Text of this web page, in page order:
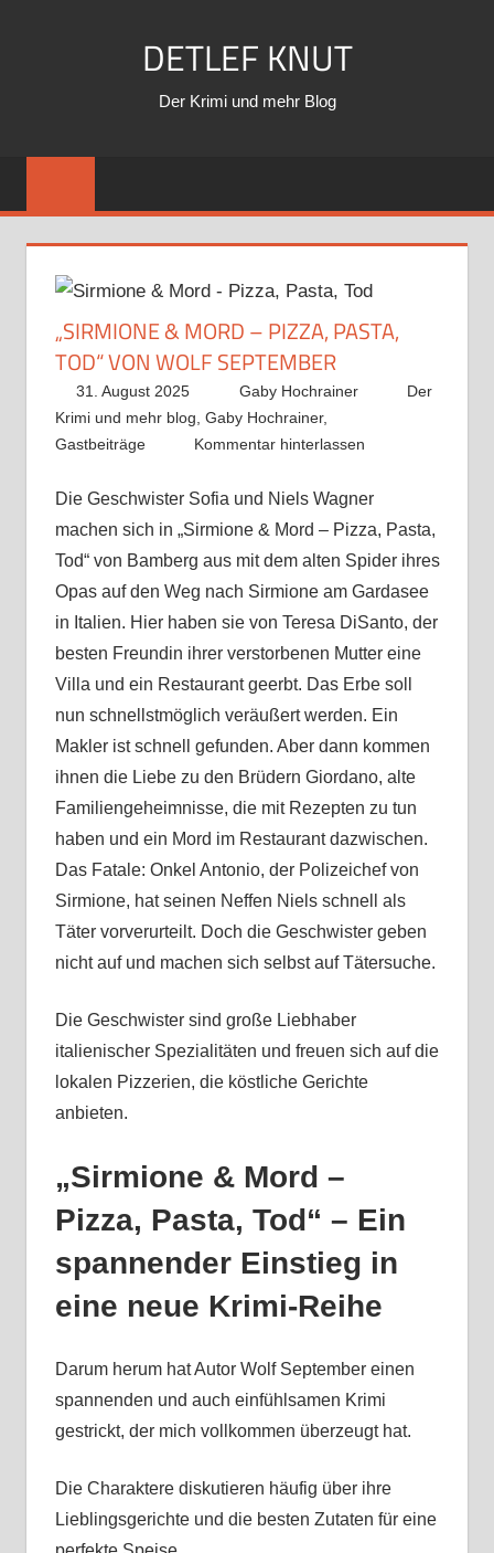
DETLEF KNUT
Der Krimi und mehr Blog
„SIRMIONE & MORD – PIZZA, PASTA,
TOD“ VON WOLF SEPTEMBER
31. August 2025 Gaby Hochrainer
Der
Krimi und mehr blog, Gaby Hochrainer,
Gastbeiträge
Kommentar hinterlassen
Die Geschwister Sofia und Niels Wagner
machen sich in „Sirmione & Mord – Pizza, Pasta,
Tod“ von Bamberg aus mit dem alten Spider ihres
Opas auf den Weg nach Sirmione am Gardasee
in Italien. Hier haben sie von Teresa DiSanto, der
besten Freundin ihrer verstorbenen Mutter eine
Villa und ein Restaurant geerbt. Das Erbe soll
nun schnellstmöglich veräußert werden. Ein
Makler ist schnell gefunden. Aber dann kommen
ihnen die Liebe zu den Brüdern Giordano, alte
Familiengeheimnisse, die mit Rezepten zu tun
haben und ein Mord im Restaurant dazwischen.
Das Fatale: Onkel Antonio, der Polizeichef von
Sirmione, hat seinen Neffen Niels schnell als
Täter vorverurteilt. Doch die Geschwister geben
nicht auf und machen sich selbst auf Tätersuche.
Die Geschwister sind große Liebhaber
italienischer Spezialitäten und freuen sich auf die
lokalen Pizzerien, die köstliche Gerichte
anbieten.
„Sirmione & Mord –
Pizza, Pasta, Tod“ – Ein
spannender Einstieg in
eine neue Krimi-Reihe
Darum herum hat Autor Wolf September einen
spannenden und auch einfühlsamen Krimi
gestrickt, der mich vollkommen überzeugt hat.
Die Charaktere diskutieren häufig über ihre
Lieblingsgerichte und die besten Zutaten für eine